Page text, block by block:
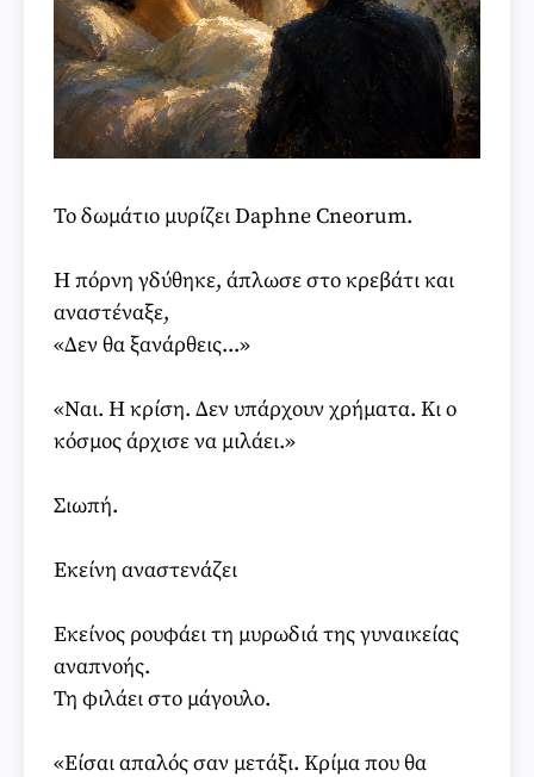
Το δωμάτιο μυρίζει Daphne Cneorum.
Η πόρνη γδύθηκε, άπλωσε στο κρεβάτι και
αναστέναξε,
«Δεν θα ξανάρθεις...»
«Ναι. Η κρίση. Δεν υπάρχουν χρήματα. Κι ο
κόσμος άρχισε να μιλάει.»
Σιωπή.
Εκείνη αναστενάζει
Εκείνος ρουφάει τη μυρωδιά της γυναικείας
αναπνοής.
Τη φιλάει στο μάγουλο.
«Είσαι απαλός σαν μετάξι. Κρίμα που θα